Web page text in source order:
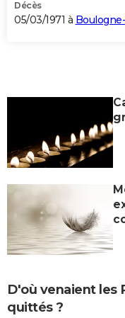
Décès
05/03/1971 à
D'où venaient les
quittés ?